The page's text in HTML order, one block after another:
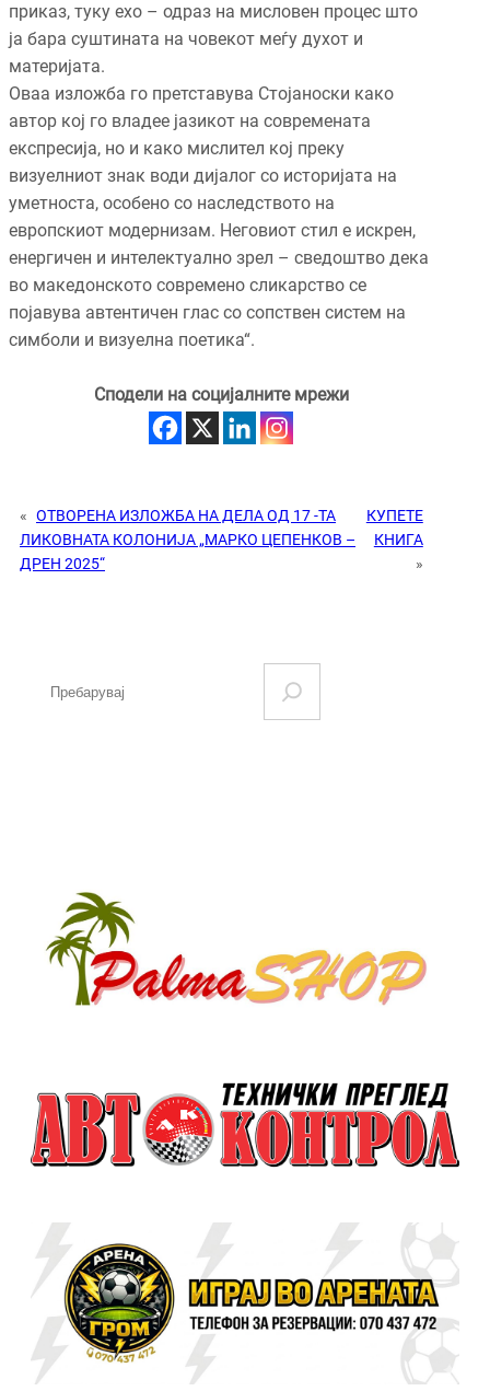
приказ, туку ехо – одраз на мисловен процес што
ја бара суштината на човекот меѓу духот и
материјата.
Оваа изложба го претставува Стојаноски како
автор кој го владее јазикот на современата
експресија, но и како мислител кој преку
визуелниот знак води дијалог со историјата на
уметноста, особено со наследството на
европскиот модернизам. Неговиот стил е искрен,
енергичен и интелектуално зрел – сведоштво дека
во македонското современо сликарство се
појавува автентичен глас со сопствен систем на
симболи и визуелна поетика“.
Сподели на социјалните мрежи
« ОТВОРЕНА ИЗЛОЖБА НА ДЕЛА ОД 17 -ТА
ЛИКОВНАТА КОЛОНИЈА „МАРКО ЦЕПЕНКОВ –
ДРЕН 2025“
КУПЕТЕ
КНИГА
»